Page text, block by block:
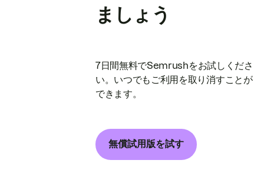
ましょう
7日間無料でSemrushをお試しくださ
い。いつでもご利用を取り消すことが
できます。
無償試用版を試す